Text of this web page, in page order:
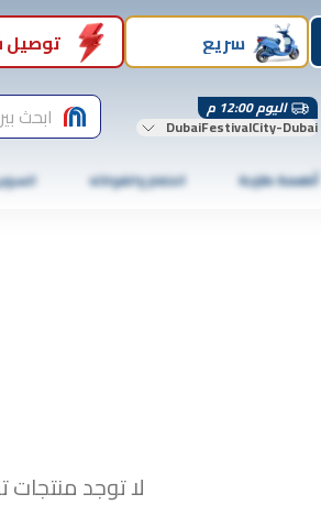
سريع
اليوم 12:00 م
DubaiFestivalCity-Dubai ابحث
أطعمة طازجة الخضار والفواكه
لا توجد منتجات